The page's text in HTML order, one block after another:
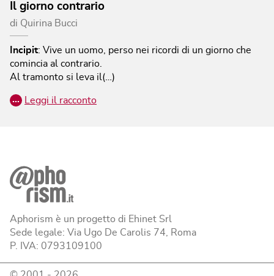
Il giorno contrario
di Quirina Bucci
Incipit: Vive un uomo, perso nei ricordi di un giorno che
comincia al contrario.
Al tramonto si leva il(…)
… Leggi il racconto
Aphorism è un progetto di Ehinet Srl
Sede legale: Via Ugo De Carolis 74, Roma
P. IVA: 0793109100